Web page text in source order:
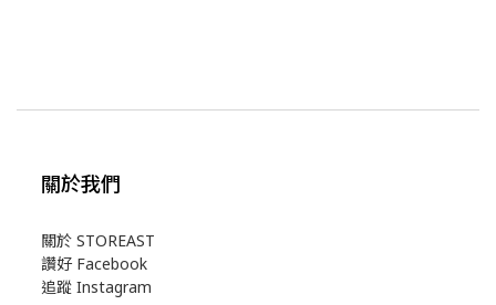
關於我們
關於 STOREAST
讚好 Facebook
追蹤 Instagram